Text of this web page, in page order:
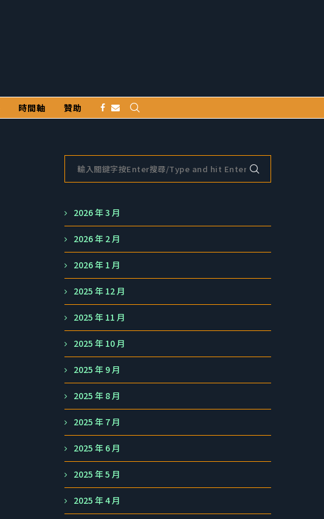
時間軸 贊助
2026 年 3 月
2026 年 2 月
2026 年 1 月
2025 年 12 月
2025 年 11 月
2025 年 10 月
2025 年 9 月
2025 年 8 月
2025 年 7 月
2025 年 6 月
2025 年 5 月
2025 年 4 月